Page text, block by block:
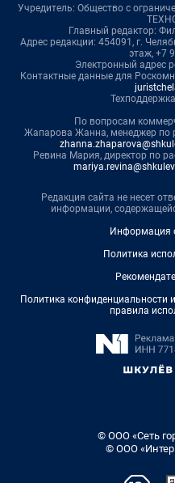
Учредитель: Общество с
Главный редактор:
Адрес редакции: 454091, г.
этаж, +7
Электронный адрес
Контактные данные для
По вопросам
Жапарова Жанна, менеджер по
Ревина Мария, директор по
Редакция сайта не несет
информации,
Информация
Политика
Политика конфиденциальности
правила
© ООО «Сеть
© ООО